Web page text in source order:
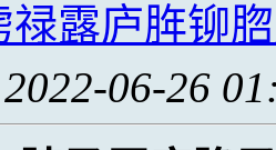
禄露庐脌铆
2022-06-26